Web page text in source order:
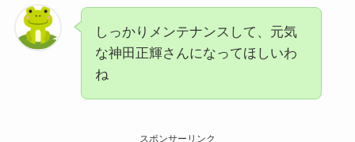
しっかりメンテナンスして、元気
な神田正輝さんになってほしいわ
ね
スポンサーリンク